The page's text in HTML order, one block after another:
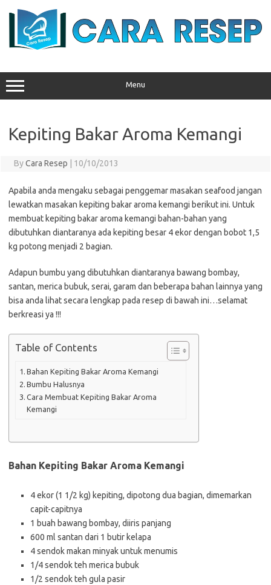
Menu
Kepiting Bakar Aroma Kemangi
ByCara Resep 10/10/2013
Apabila anda mengaku sebagai penggemar masakan seafood jangan
lewatkan masakan kepiting bakar aroma kemangi berikut ini. Untuk
membuat kepiting bakar aroma kemangi bahan-bahan yang
dibutuhkan diantaranya ada kepiting besar 4 ekor dengan bobot 1,5
kg potong menjadi 2 bagian.
Adapun bumbu yang dibutuhkan diantaranya bawang bombay,
santan, merica bubuk, serai, garam dan beberapa bahan lainnya yang
bisa anda lihat secara lengkap pada resep di bawah ini…selamat
berkreasi ya !!!
Table of Contents
Bahan Kepiting Bakar Aroma Kemangi
Bumbu Halusnya
Cara Membuat Kepiting Bakar Aroma
Kemangi
Bahan Kepiting Bakar Aroma Kemangi
4 ekor (1 1/2 kg) kepiting, dipotong dua bagian, dimemarkan
capit-capitnya
1 buah bawang bombay, diiris panjang
600 ml santan dari 1 butir kelapa
4 sendok makan minyak untuk menumis
1/4 sendok teh merica bubuk
1/2 sendok teh gula pasir